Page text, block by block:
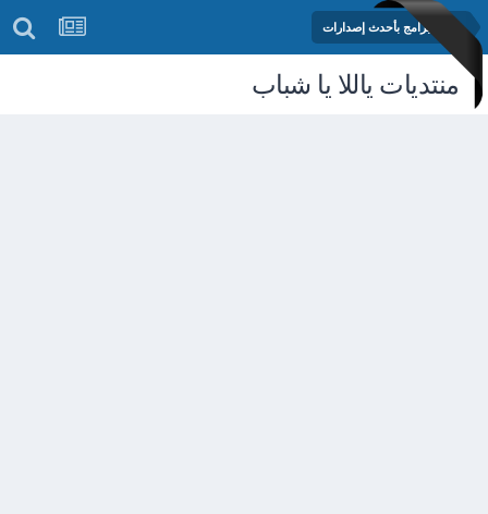
مكتبة البرامج بأحدث إصدارات
منتديات ياللا يا شباب